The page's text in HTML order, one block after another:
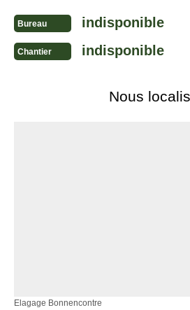
Bureau indisponible
Chantier indisponible
Nous
Elagage Bonnencontre